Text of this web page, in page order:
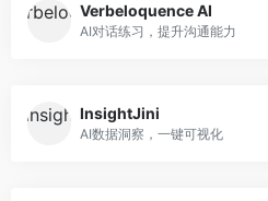
Verbeloquence AI
AI对话练习，提升沟通能力
InsightJini
AI数据洞察，一键可视化